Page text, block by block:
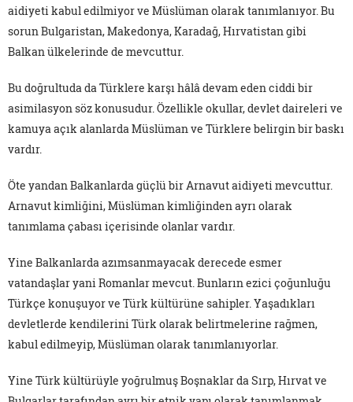
aidiyeti kabul edilmiyor ve Müslüman olarak tanımlanıyor. Bu
sorun Bulgaristan, Makedonya, Karadağ, Hırvatistan gibi
Balkan ülkelerinde de mevcuttur.
Bu doğrultuda da Türklere karşı hâlâ devam eden ciddi bir
asimilasyon söz konusudur. Özellikle okullar, devlet daireleri ve
kamuya açık alanlarda Müslüman ve Türklere belirgin bir baskı
vardır.
Öte yandan Balkanlarda güçlü bir Arnavut aidiyeti mevcuttur.
Arnavut kimliğini, Müslüman kimliğinden ayrı olarak
tanımlama çabası içerisinde olanlar vardır.
Yine Balkanlarda azımsanmayacak derecede esmer
vatandaşlar yani Romanlar mevcut. Bunların ezici çoğunluğu
Türkçe konuşuyor ve Türk kültürüne sahipler. Yaşadıkları
devletlerde kendilerini Türk olarak belirtmelerine rağmen,
kabul edilmeyip, Müslüman olarak tanımlanıyorlar.
Yine Türk kültürüyle yoğrulmuş Boşnaklar da Sırp, Hırvat ve